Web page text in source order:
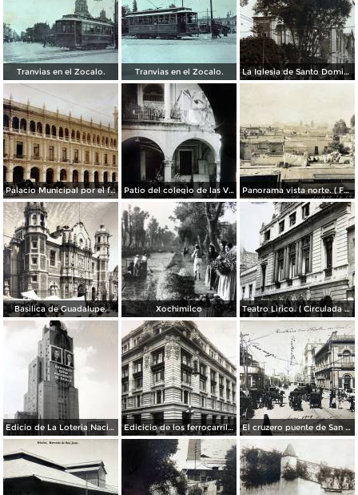
Tranvias en el Zocalo. Tranvias en el Zocalo. La Iglesia de Santo Domingo.
Palacio Municipal por el fotografo Hugo Brehme.. Patio del colegio de las Vizcainas por el fotografo Hugo Brehme. Panorama vista norte. ( Fechada el 20 de Junio de 1905 ).
Basilica de Guadalupe. Xochimilco Teatro Lirico. ( Circulada el 1 de Agosto de 1926 ).
Edicio de La Loteria Nacional Ciudad de México Abril de 1964 Edicicio de los ferrocarriles. El cruzero puente de San Francisco y Guardiola por el fotografo Felix Miret.